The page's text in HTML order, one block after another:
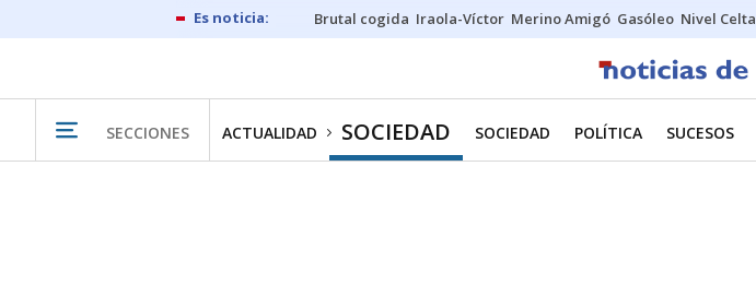
Brutal cogida Iraola-Víctor Merino Amigó Gasóleo Nivel Celta
SECCIONES ACTUALIDAD SOCIEDAD SOCIEDAD POLÍTICA SUCESOS